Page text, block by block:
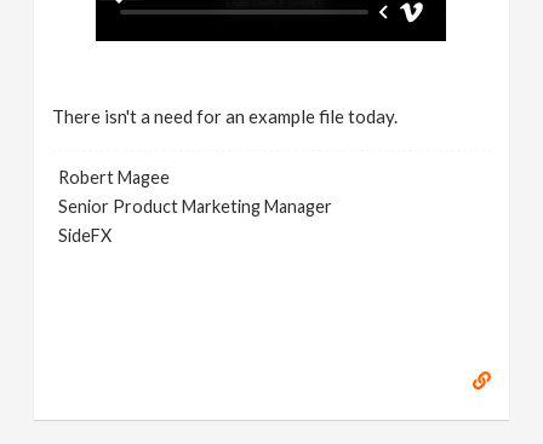
There isn't a need for an example file today.
Robert Magee
Senior Product Marketing Manager
SideFX